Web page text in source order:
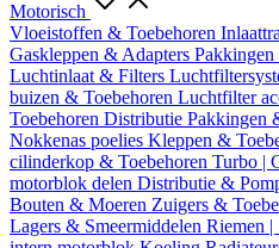
Motorisch
Vloeistoffen & Toebehoren
Gaskleppen & Adapters Pakkingen
Luchtinlaat & Filters
buizen & Toebehoren Luchtfilter
Toebehoren Distributie Pakkingen
Nokkenas poelies Kleppen &
cilinderkop & Toebehoren Turbo |
motorblok delen Distributie &
Bouten & Moeren Zuigers &
Lagers & Smeermiddelen Riemen |